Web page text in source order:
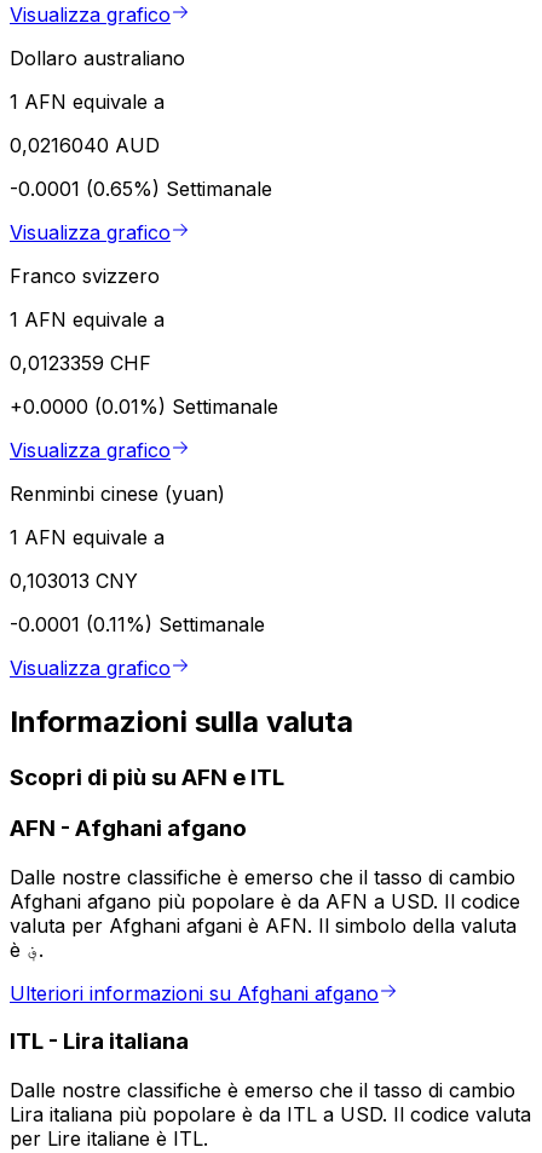
Visualizza grafico
Dollaro australiano
1 AFN equivale a
0,0216040 AUD
-0.0001 (0.65%) Settimanale
Visualizza grafico
Franco svizzero
1 AFN equivale a
0,0123359 CHF
+0.0000 (0.01%) Settimanale
Visualizza grafico
Renminbi cinese (yuan)
1 AFN equivale a
0,103013 CNY
-0.0001 (0.11%) Settimanale
Visualizza grafico
Informazioni sulla valuta
Scopri di più su AFN e ITL
AFN - Afghani afgano
Dalle nostre classifiche è emerso che il tasso di cambio
Afghani afgano più popolare è da AFN a USD. Il codice
valuta per Afghani afgani è AFN. Il simbolo della valuta
è ؋.
Ulteriori informazioni su Afghani afgano
ITL - Lira italiana
Dalle nostre classifiche è emerso che il tasso di cambio
Lira italiana più popolare è da ITL a USD. Il codice valuta
per Lire italiane è ITL.